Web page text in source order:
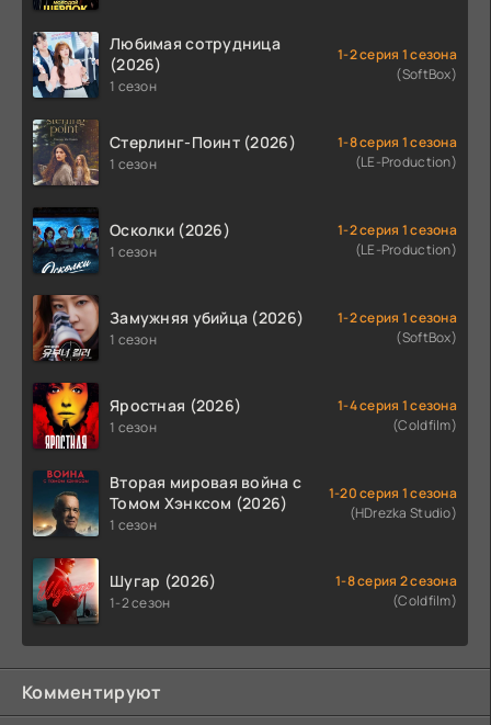
Любимая сотрудница
(2026)
1 сезон
1-2 серия 1 сезона
(SoftBox)
Стерлинг-Поинт (2026)
1 сезон
1-8 серия 1 сезона
(LE-Production)
Осколки (2026)
1 сезон
1-2 серия 1 сезона
(LE-Production)
Замужняя убийца (2026)
1 сезон
1-2 серия 1 сезона
(SoftBox)
Яростная (2026)
1 сезон
1-4 серия 1 сезона
(Coldfilm)
Вторая мировая война с
Томом Хэнксом (2026)
1 сезон
1-20 серия 1 сезона
(HDrezka Studio)
Шугар (2026)
1-2 сезон
1-8 серия 2 сезона
(Coldfilm)
Комментируют